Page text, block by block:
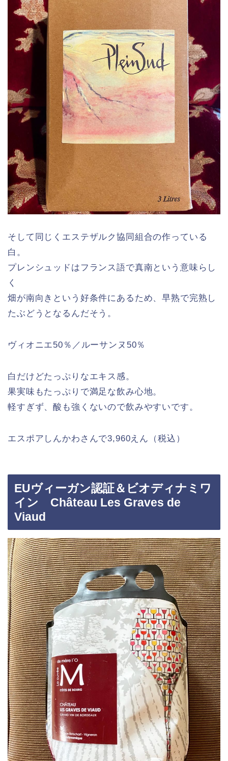
そして同じくエステザルク協同組合の作っている
白。
プレンシュッドはフランス語で真南という意味らし
く
畑が南向きという好条件にあるため、早熟で完熟し
たぶどうとなるんだそう。
ヴィオニエ50％／ルーサンヌ50％
白だけどたっぷりなエキス感。
果実味もたっぷりで満足な飲み心地。
軽すぎず、酸も強くないので飲みやすいです。
エスポアしんかわさんで3,960えん（税込）
EUヴィーガン認証＆ビオディナミワ
イン Château Les Graves de
Viaud